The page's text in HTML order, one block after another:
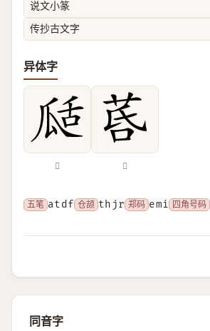
说文小篆
传抄古文字
异体字
𤫵 𦯚
五笔 atdf 仓颉 thjr 郑码 emi 四角号码
同音字